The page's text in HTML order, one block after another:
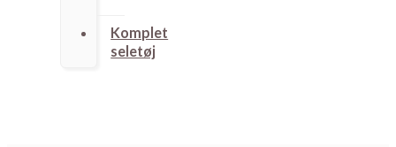
Komplet
seletøj